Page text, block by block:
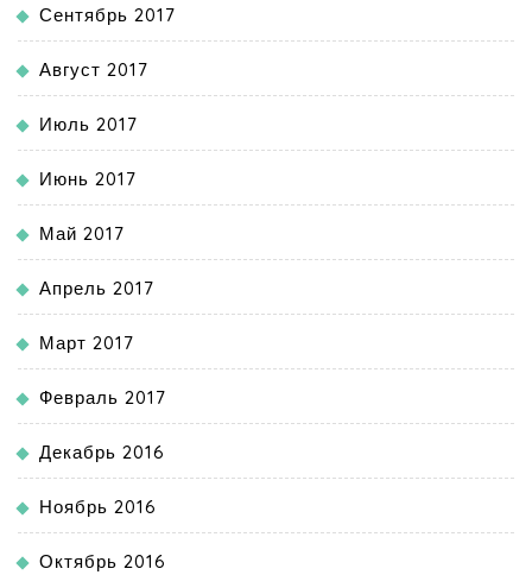
Сентябрь 2017
Август 2017
Июль 2017
Июнь 2017
Май 2017
Апрель 2017
Март 2017
Февраль 2017
Декабрь 2016
Ноябрь 2016
Октябрь 2016